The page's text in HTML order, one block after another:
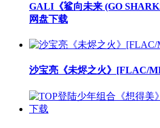
GALI《鲨向未来 (GO
网盘下载
沙宝亮《未烬之火》[FLAC/